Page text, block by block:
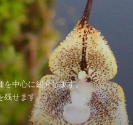
中心に紹介します。
残せます。